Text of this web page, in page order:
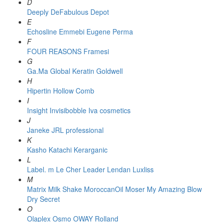
D
Deeply DeFabulous Depot
E
Echosline Emmebi Eugene Perma
F
FOUR REASONS Framesi
G
Ga.Ma Global Keratin Goldwell
H
Hipertin Hollow Comb
I
Insight Invisibobble Iva cosmetics
J
Janeke JRL professional
K
Kasho Katachi Kerarganic
L
Label. m Le Cher Leader Lendan Luxliss
M
Matrix Milk Shake MoroccanOil Moser My Amazing Blow
Dry Secret
O
Olaplex Osmo OWAY Rolland